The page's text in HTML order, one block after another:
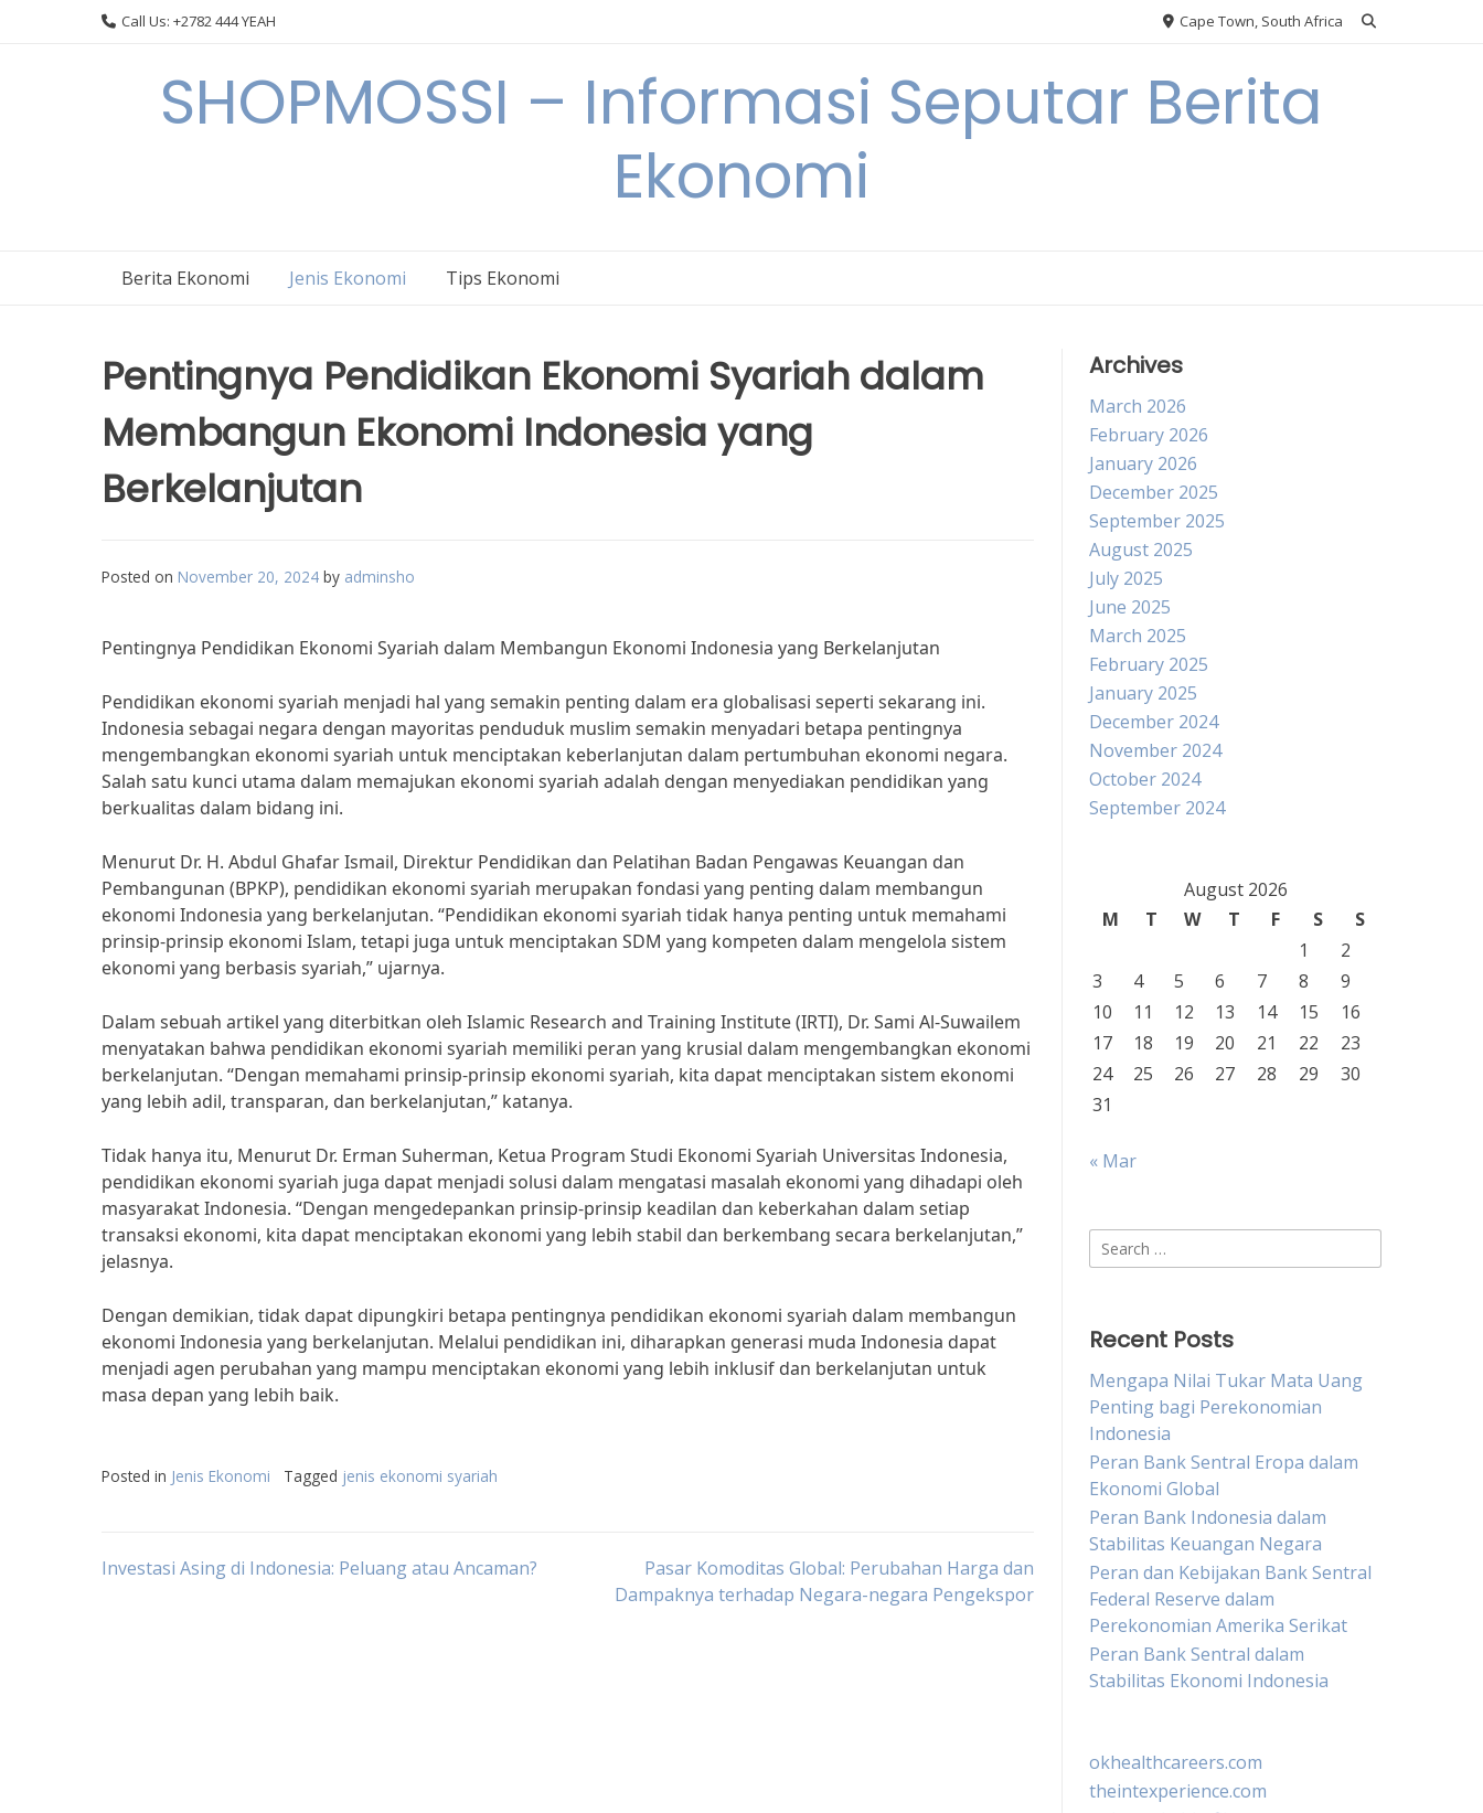
Call Us: +2782 444 YEAH Cape Town, South Africa
SHOPMOSSI – Informasi Seputar Berita
Ekonomi
Berita Ekonomi Jenis Ekonomi Tips Ekonomi
Pentingnya Pendidikan Ekonomi Syariah dalam
Membangun Ekonomi Indonesia yang
Berkelanjutan
Posted on November 20, 2024 by adminsho
Pentingnya Pendidikan Ekonomi Syariah dalam Membangun Ekonomi Indonesia yang Berkelanjutan
Pendidikan ekonomi syariah menjadi hal yang semakin penting dalam era globalisasi seperti sekarang ini.
Indonesia sebagai negara dengan mayoritas penduduk muslim semakin menyadari betapa pentingnya
mengembangkan ekonomi syariah untuk menciptakan keberlanjutan dalam pertumbuhan ekonomi negara.
Salah satu kunci utama dalam memajukan ekonomi syariah adalah dengan menyediakan pendidikan yang
berkualitas dalam bidang ini.
Menurut Dr. H. Abdul Ghafar Ismail, Direktur Pendidikan dan Pelatihan Badan Pengawas Keuangan dan
Pembangunan (BPKP), pendidikan ekonomi syariah merupakan fondasi yang penting dalam membangun
ekonomi Indonesia yang berkelanjutan. “Pendidikan ekonomi syariah tidak hanya penting untuk memahami
prinsip-prinsip ekonomi Islam, tetapi juga untuk menciptakan SDM yang kompeten dalam mengelola sistem
ekonomi yang berbasis syariah,” ujarnya.
Dalam sebuah artikel yang diterbitkan oleh Islamic Research and Training Institute (IRTI), Dr. Sami Al-Suwailem
menyatakan bahwa pendidikan ekonomi syariah memiliki peran yang krusial dalam mengembangkan ekonomi
berkelanjutan. “Dengan memahami prinsip-prinsip ekonomi syariah, kita dapat menciptakan sistem ekonomi
yang lebih adil, transparan, dan berkelanjutan,” katanya.
Tidak hanya itu, Menurut Dr. Erman Suherman, Ketua Program Studi Ekonomi Syariah Universitas Indonesia,
pendidikan ekonomi syariah juga dapat menjadi solusi dalam mengatasi masalah ekonomi yang dihadapi oleh
masyarakat Indonesia. “Dengan mengedepankan prinsip-prinsip keadilan dan keberkahan dalam setiap
transaksi ekonomi, kita dapat menciptakan ekonomi yang lebih stabil dan berkembang secara berkelanjutan,”
jelasnya.
Dengan demikian, tidak dapat dipungkiri betapa pentingnya pendidikan ekonomi syariah dalam membangun
ekonomi Indonesia yang berkelanjutan. Melalui pendidikan ini, diharapkan generasi muda Indonesia dapat
menjadi agen perubahan yang mampu menciptakan ekonomi yang lebih inklusif dan berkelanjutan untuk
masa depan yang lebih baik.
Posted in Jenis Ekonomi Tagged jenis ekonomi syariah
Post
Investasi Asing di Indonesia: Peluang atau Ancaman?
Pasar Komoditas Global: Perubahan Harga dan
Dampaknya terhadap Negara-negara Pengekspor
Archives
March 2026
February 2026
January 2026
December 2025
September 2025
August 2025
July 2025
June 2025
March 2025
February 2025
January 2025
December 2024
November 2024
October 2024
September 2024
August 2026
M
T W T F S
S
1
2
3
4 5 6 7 8
9
10
11 12 13 14 15
16
17
18 19 20 21 22
23
24
25 26 27 28 29
30
31
« Mar
Search
for:
Recent Posts
Mengapa Nilai Tukar Mata Uang
Penting bagi Perekonomian
Indonesia
Peran Bank Sentral Eropa dalam
Ekonomi Global
Peran Bank Indonesia dalam
Stabilitas Keuangan Negara
Peran dan Kebijakan Bank Sentral
Federal Reserve dalam
Perekonomian Amerika Serikat
Peran Bank Sentral dalam
Stabilitas Ekonomi Indonesia
okhealthcareers.com
theintexperience.com